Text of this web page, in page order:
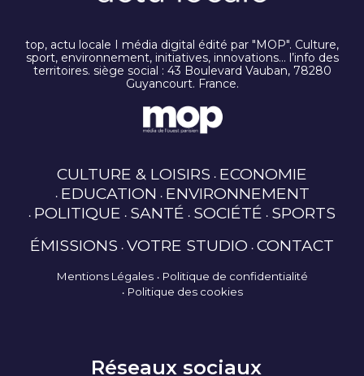
top, actu locale I média digital édité par "MOP". Culture,
sport, environnement, initiatives, innovations… l’info des
territoires. siège social : 43 Boulevard Vauban, 78280
Guyancourt. France.
CULTURE & LOISIRS ECONOMIE
EDUCATION ENVIRONNEMENT
POLITIQUE SANTÉ SOCIÉTÉ SPORTS
ÉMISSIONS VOTRE STUDIO CONTACT
Mentions Légales
Politique de confidentialité
Politique des cookies
Réseaux sociaux